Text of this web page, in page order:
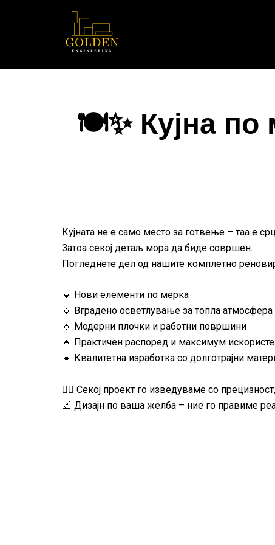
🍽️✨ Кујна по
Кујната не е само место за готвење – таа е
Затоа секој детаљ мора да биде совршен.
Погледнете дел од нашите комплетно
🔹 Нови елементи по мерка
🔹 Вградено осветлување за топла атмосфера
🔹 Модерни плочки и работни површини
🔹 Практичен распоред и максимум
🔹 Квалитетна изработка со долготрајни
👷‍♂️ Секој проект го изведуваме со
📐 Дизајн по ваша желба – ние го правиме